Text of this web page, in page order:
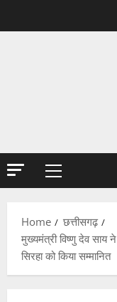
Primary
Home
छत्तीसगढ़
मुख्यमंत्री विष्णु देव साय
सिरहा को किया सम्मानित